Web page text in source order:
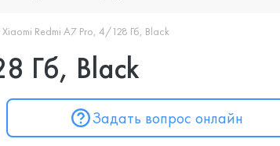
Redmi A7 Pro, 4/128 Гб, Black
Гб, Black
Задать вопрос онлайн